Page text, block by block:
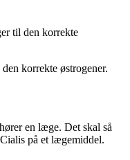
til den korrekte
korrekte østrogener.
en læge. Det skal så
på et lægemiddel.